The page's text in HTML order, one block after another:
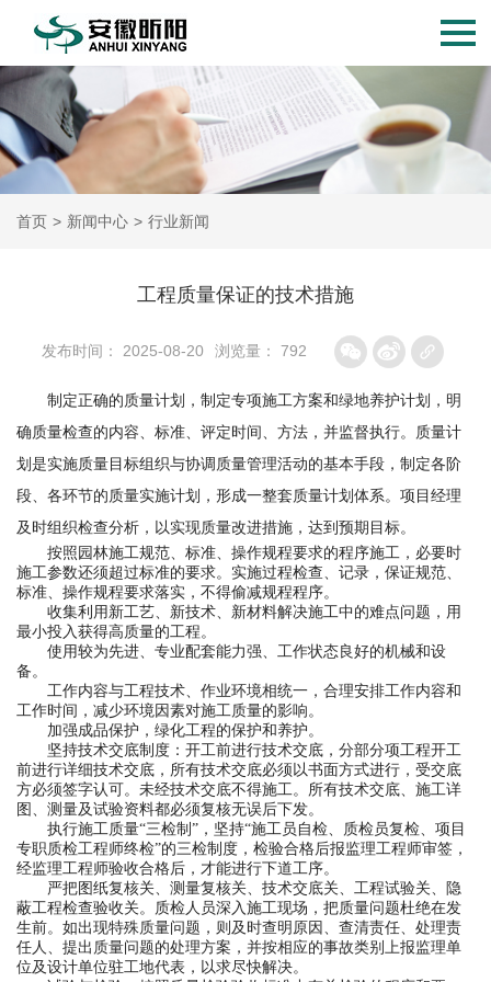
首页 > 新闻中心 > 行业新闻
工程质量保证的技术措施
发布时间： 2025-08-20 浏览量： 792
制定正确的质量计划，制定专项施工方案和绿地养护计划，明
确质量检查的内容、标准、评定时间、方法，并监督执行。质量计
划是实施质量目标组织与协调质量管理活动的基本手段，制定各阶
段、各环节的质量实施计划，形成一整套质量计划体系。项目经理
及时组织检查分析，以实现质量改进措施，达到预期目标。
按照园林施工规范、标准、操作规程要求的程序施工，必要时
施工参数还须超过标准的要求。实施过程检查、记录，保证规范、
标准、操作规程要求落实，不得偷减规程程序。
收集利用新工艺、新技术、新材料解决施工中的难点问题，用
最小投入获得高质量的工程。
使用较为先进、专业配套能力强、工作状态良好的机械和设
备。
工作内容与工程技术、作业环境相统一，合理安排工作内容和
工作时间，减少环境因素对施工质量的影响。
加强成品保护，绿化工程的保护和养护。
坚持技术交底制度：开工前进行技术交底，分部分项工程开工
前进行详细技术交底，所有技术交底必须以书面方式进行，受交底
方必须签字认可。未经技术交底不得施工。所有技术交底、施工详
图、测量及试验资料都必须复核无误后下发。
执行施工质量“三检制”，坚持“施工员自检、质检员复检、项目
专职质检工程师终检”的三检制度，检验合格后报监理工程师审签，
经监理工程师验收合格后，才能进行下道工序。
严把图纸复核关、测量复核关、技术交底关、工程试验关、隐
蔽工程检查验收关。质检人员深入施工现场，把质量问题杜绝在发
生前。如出现特殊质量问题，则及时查明原因、查清责任、处理责
任人、提出质量问题的处理方案，并按相应的事故类别上报监理单
位及设计单位驻工地代表，以求尽快解决。